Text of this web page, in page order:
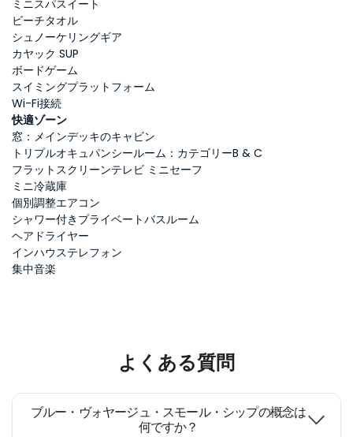
ミニスパスイート
ビーチタオル
シュノーケリングギア
カヤック SUP
ボードゲーム
スイミングプラットフォーム
Wi-Fi接続
快適ゾーン
窓：メインデッキのキャビン
トリプルオキュパンシールーム：カテゴリーB & C
フラットスクリーンテレビ ミニセーフ
ミニ冷蔵庫
個別調整エアコン
シャワー付きプライベートバスルーム
ヘアドライヤー
インハウステレフォン
集中音楽
よくある質問
ブルー・ヴォヤージュ・スモール・シップの概念は
何ですか？